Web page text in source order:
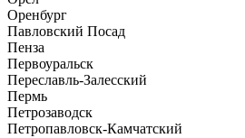
Оренбург
Павловский Посад
Пенза
Первоуральск
Переславль-Залесский
Пермь
Петрозаводск
Петропавловск-Камчатский